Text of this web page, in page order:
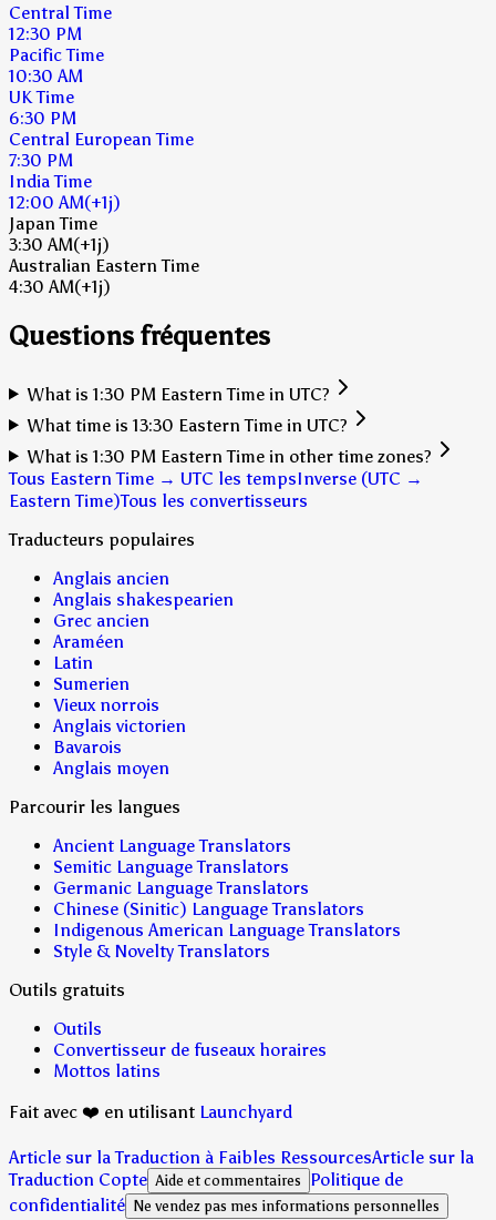
Central Time
12:30 PM
Pacific Time
10:30 AM
UK Time
6:30 PM
Central European Time
7:30 PM
India Time
12:00 AM(+1j)
Japan Time
3:30 AM(+1j)
Australian Eastern Time
4:30 AM(+1j)
Questions fréquentes
What is 1:30 PM Eastern Time in UTC?
What time is 13:30 Eastern Time in UTC?
What is 1:30 PM Eastern Time in other time zones?
Tous Eastern Time → UTC les tempsInverse (UTC →
Eastern Time)Tous les convertisseurs
Traducteurs populaires
Anglais ancien
Anglais shakespearien
Grec ancien
Araméen
Latin
Sumerien
Vieux norrois
Anglais victorien
Bavarois
Anglais moyen
Parcourir les langues
Ancient Language Translators
Semitic Language Translators
Germanic Language Translators
Chinese (Sinitic) Language Translators
Indigenous American Language Translators
Style & Novelty Translators
Outils gratuits
Outils
Convertisseur de fuseaux horaires
Mottos latins
Fait avec ❤️ en utilisant Launchyard
Article sur la Traduction à Faibles RessourcesArticle sur la
Traduction Copte Aide et commentaires Politique de
confidentialité Ne vendez pas mes informations personnelles